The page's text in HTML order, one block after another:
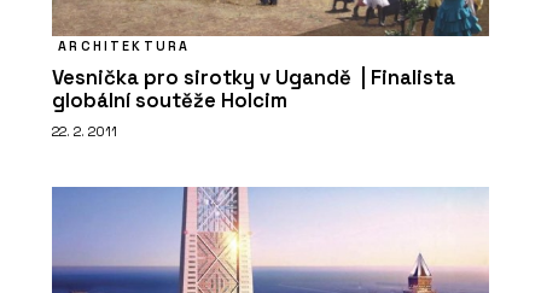
ARCHITEKTURA
Vesnička pro sirotky v Ugandě | Finalista
globální soutěže Holcim
22. 2. 2011